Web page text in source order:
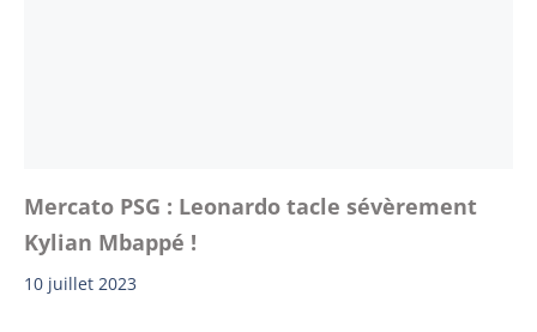
Mercato PSG : Leonardo tacle sévèrement
Kylian Mbappé !
10 juillet 2023